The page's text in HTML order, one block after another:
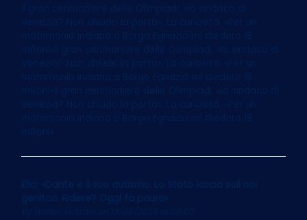
Il gran cerimoniere delle Olimpiadi: «Io sindaco di
Venezia? Non chiudo la porta». La curiosità: «Per un
matrimonio indiano a Borgo Egnazia mi diedero 18
milioni»Il gran cerimoniere delle Olimpiadi: «Io sindaco di
Venezia? Non chiudo la porta». La curiosità: «Per un
matrimonio indiano a Borgo Egnazia mi diedero 18
milioni»Il gran cerimoniere delle Olimpiadi: «Io sindaco di
Venezia? Non chiudo la porta». La curiosità: «Per un
matrimonio indiano a Borgo Egnazia mi diedero 18
Elio: «Dante e il suo autismo. Lo Stato lascia soli noi
genitori. Ridere? Oggi fa paura»
Walter Veltroni on 13/05/2024 at 06:03